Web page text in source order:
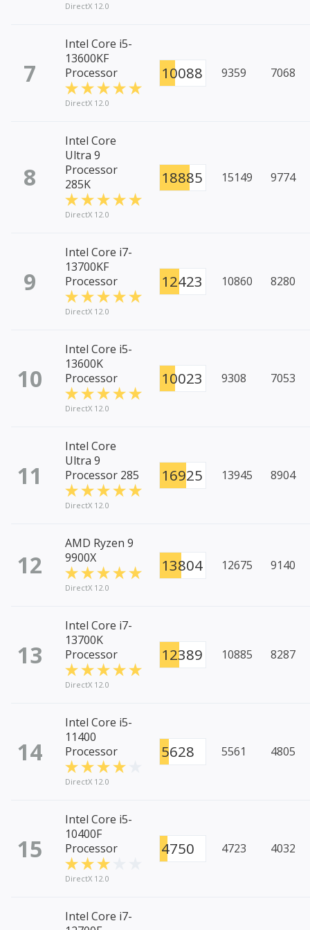
DirectX 12.0
7
Intel Core i5-
13600KF
Processor
DirectX 12.0
10088 9359 7068
8
Intel Core
Ultra 9
Processor
285K
DirectX 12.0
18885 15149 9774
9
Intel Core i7-
13700KF
Processor
DirectX 12.0
12423 10860 8280
10
Intel Core i5-
13600K
Processor
DirectX 12.0
10023 9308 7053
11
Intel Core
Ultra 9
Processor 285
DirectX 12.0
16925 13945 8904
12
AMD Ryzen 9
9900X
DirectX 12.0
13804 12675 9140
13
Intel Core i7-
13700K
Processor
DirectX 12.0
12389 10885 8287
14
Intel Core i5-
11400
Processor
DirectX 12.0
5628 5561 4805
15
Intel Core i5-
10400F
Processor
DirectX 12.0
4750 4723 4032
Intel Core i7-